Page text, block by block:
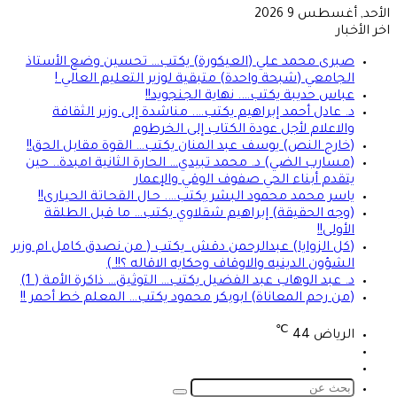
الأحد, أغسطس 9 2026
اخر الأخبار
صبرى محمد علي (العيكورة) يكتب… تحسين وضع الأستاذ
الجامعي (شبحة واحدة) متبقية لوزير التعليم العالي !
عباس حديبة يكتب…. نهاية الجنجويد!!
د. عادل أحمد إبراهيم يكتب…. مناشدة إلى وزير الثقافة
والاعلام لأجل عودة الكتاب إلى الخرطوم
(خارج النص) يوسف عبد المنان يكتب… القوة مقابل الحق!!
(مسارب الضي) د. محمد تبيدي… الحارة الثانية امبدة.. حين
يتقدم أبناء الحي صفوف الوقي والإعمار
ياسر محمد محمود البشر يكتب…. حـال القحـاتة الحيـارى!!
(وجه الحقيقة) إبراهيم شقلاوي يكتب… ما قبل الطلقة
الأولى!!
(كل الزوايا) عبدالرحمن دقش يكتب ( من نصدق كامل ام وزير
الشؤون الدينيه والاوقاف وحكايه الاقاله ؟!! )
د. عبد الوهاب عبد الفضيل يكتب… التوثيق… ذاكرة الأمة ( 1)
(من رحم المعاناة) ابوبكر محمود يكتب… المعلم خط أحمر !!
الرياض 44
℃
المظلم